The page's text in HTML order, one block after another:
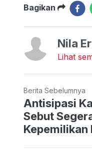
Bagikan
Nila
Lihat
Berita Sebelumnya
Antisipasi
Sebut
Kepemilikan